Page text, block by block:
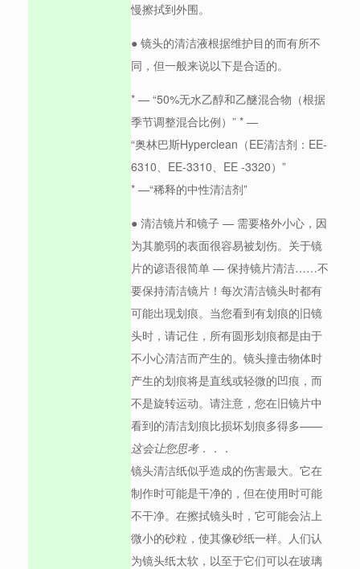
慢擦拭到外围。
● 镜头的清洁液根据维护目的而有所不
同，但一般来说以下是合适的。
* — “50%无水乙醇和乙醚混合物（根据
季节调整混合比例）” * —
“奥林巴斯Hyperclean（EE清洁剂：EE-
6310、EE-3310、EE -3320）”
* —“稀释的中性清洁剂”
● 清洁镜片和镜子 — 需要格外小心，因
为其脆弱的表面很容易被划伤。关于镜
片的谚语很简单 — 保持镜片清洁……不
要保持清洁镜片！每次清洁镜头时都有
可能出现划痕。当您看到有划痕的旧镜
头时，请记住，所有圆形划痕都是由于
不小心清洁而产生的。镜头撞击物体时
产生的划痕将是直线或轻微的凹痕，而
不是旋转运动。请注意，您在旧镜片中
看到的清洁划痕比损坏划痕多得多——
这会让您思考．．．
镜头清洁纸似乎造成的伤害最大。它在
制作时可能是干净的，但在使用时可能
不干净。在擦拭镜头时，它可能会沾上
微小的砂粒，使其像砂纸一样。人们认
为镜头纸太软，以至于它们可以在玻璃